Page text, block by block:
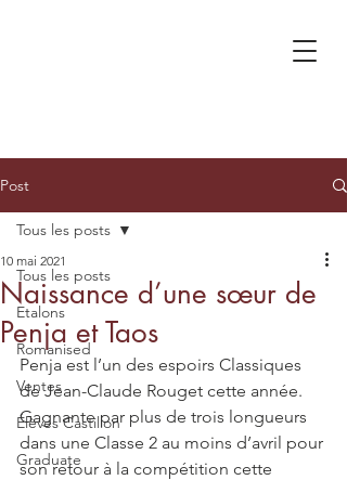
Post
Tous les posts
Etalons
Romanised
Ventes
Élèves Castillon
Graduate
Tous les posts
Naissance d’une sœur de
Penja et Taos
10 mai 2021
Penja est l’un des espoirs Classiques
de Jean-Claude Rouget cette année.
Gagnante par plus de trois longueurs
dans une Classe 2 au moins d’avril pour
son retour à la compétition cette